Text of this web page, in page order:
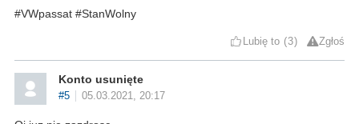
#VWpassat #StanWolny
Lubię to 3 Zgłoś
Konto usunięte
#5 05.03.2021, 20:17